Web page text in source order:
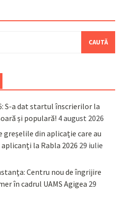
S-a dat startul înscrierilor la
și populară! 4 august 2026
greșelile din aplicație care au
la Rabla 2026 29 iulie
Centru nou de îngrijire
în cadrul UAMS Agigea 29